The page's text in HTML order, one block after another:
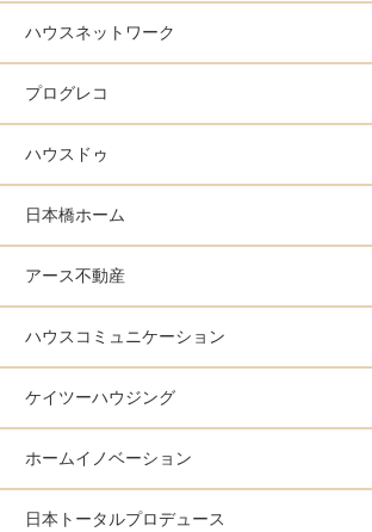
ハウスネットワーク
プログレコ
ハウスドゥ
日本橋ホーム
アース不動産
ハウスコミュニケーション
ケイツーハウジング
ホームイノベーション
日本トータルプロデュース